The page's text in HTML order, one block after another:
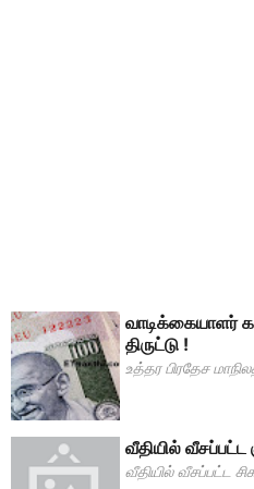
வாடிக்கையாளர்
திருட்டு !
உத்தர பிரதேச
வீதியில்
வீதியில் வீசப்பட்ட